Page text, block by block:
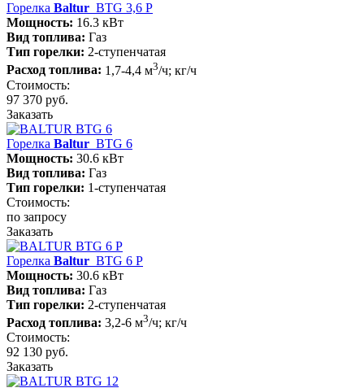
Горелка Baltur BTG 3,6 P
Мощность: 16.3 кВт
Вид топлива: Газ
Тип горелки: 2-ступенчатая
Расход топлива: 1,7-4,4 м3/ч; кг/ч
Стоимость:
97 370 руб.
Заказать
Горелка Baltur BTG 6
Мощность: 30.6 кВт
Вид топлива: Газ
Тип горелки: 1-ступенчатая
Стоимость:
по запросу
Заказать
Горелка Baltur BTG 6 P
Мощность: 30.6 кВт
Вид топлива: Газ
Тип горелки: 2-ступенчатая
Расход топлива: 3,2-6 м3/ч; кг/ч
Стоимость:
92 130 руб.
Заказать